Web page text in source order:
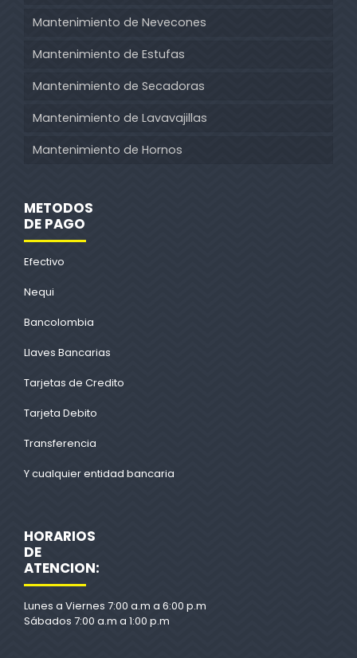
Mantenimiento de Nevecones
Mantenimiento de Estufas
Mantenimiento de Secadoras
Mantenimiento de Lavavajillas
Mantenimiento de Hornos
METODOS
DE PAGO
Efectivo
Nequi
Bancolombia
Llaves Bancarias
Tarjetas de Credito
Tarjeta Debito
Transferencia
Y cualquier entidad bancaria
HORARIOS
DE
ATENCION:
Lunes a Viernes 7:00 a.m a 6:00 p.m
Sábados 7:00 a.m a 1:00 p.m